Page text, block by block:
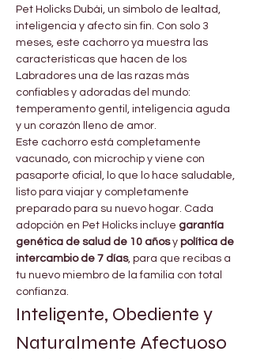
Pet Holicks Dubái, un símbolo de lealtad,
inteligencia y afecto sin fin. Con solo 3
meses, este cachorro ya muestra las
características que hacen de los
Labradores una de las razas más
confiables y adoradas del mundo:
temperamento gentil, inteligencia aguda
y un corazón lleno de amor.
Este cachorro está completamente
vacunado, con microchip y viene con
pasaporte oficial, lo que lo hace saludable,
listo para viajar y completamente
preparado para su nuevo hogar. Cada
adopción en Pet Holicks incluye garantía
genética de salud de 10 años y política de
intercambio de 7 días, para que recibas a
tu nuevo miembro de la familia con total
confianza.
Inteligente, Obediente y
Naturalmente Afectuoso